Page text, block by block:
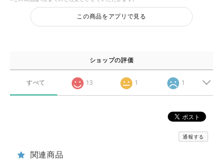
この商品をアプリで見る
ショップの評価
すべて 13 1 1
通報する
関連商品